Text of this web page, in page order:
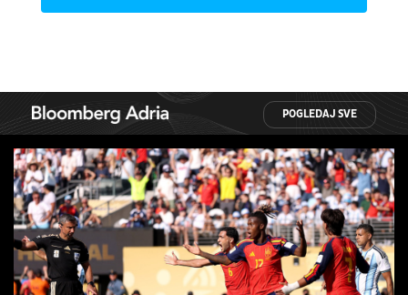
POGLEDAJ SVE